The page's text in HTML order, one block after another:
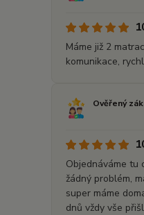
Máme již 2
komunikace,
Ověřený
Objednáváme tu
žádný problém,
super máme
dnů vždy vše